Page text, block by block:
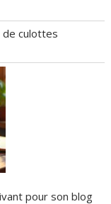
de culottes
pour son blog